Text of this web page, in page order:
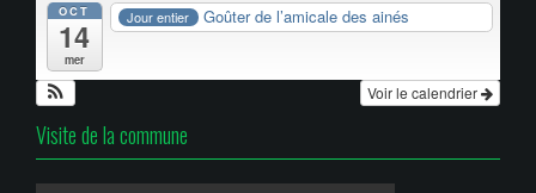
OCT
14
mer
Jour entier Goûter de l’amicale des ainés
Voir le calendrier
Visite de la commune